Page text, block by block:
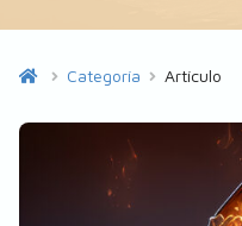
Categoría Artículo